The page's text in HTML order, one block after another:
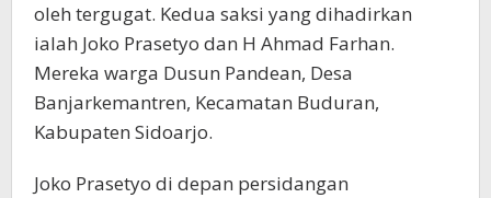
oleh tergugat. Kedua saksi yang dihadirkan
ialah Joko Prasetyo dan H Ahmad Farhan.
Mereka warga Dusun Pandean, Desa
Banjarkemantren, Kecamatan Buduran,
Kabupaten Sidoarjo.
Joko Prasetyo di depan persidangan